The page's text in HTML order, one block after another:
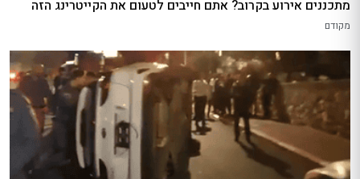
מתכננים אירוע בקרוב? אתם חייבים לטעום את הקייטרינג הזה
מקודם